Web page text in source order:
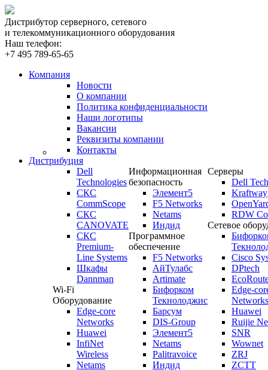
Дистрибутор серверного, сетевого
и телекоммуникационного оборудования
Наш телефон:
+7 495 789-65-65
Компания
Новости
О компании
Политика конфиденциальности
Наши логотипы
Вакансии
Реквизиты компании
Контакты
Дистрибуция
Dell
Technologies
СКС
CommScope
СКС
CANOVATE
СКС
Premium-
Line Systems
Шкафы
Dannman
Wi-Fi
Оборудование
Edge-core
Networks
Huawei
InfiNet
Wireless
Netams
Информационная
безопасность
Элемент5
F5 Networks
Netams
Индид
Программное
обеспечение
F5 Networks
АйТулабс
Artimate
Бифорком
Текнолоджис
Барсум
DIS-Group
Элемент5
Netams
Palitravoice
Индид
Серверы
Dell
Kraftway
RDW
Сетевое
Cisco
DPtech
Edge-
Networks
Huawei
Ruijie
SNR
Wownet
ZRJ
ZCTT